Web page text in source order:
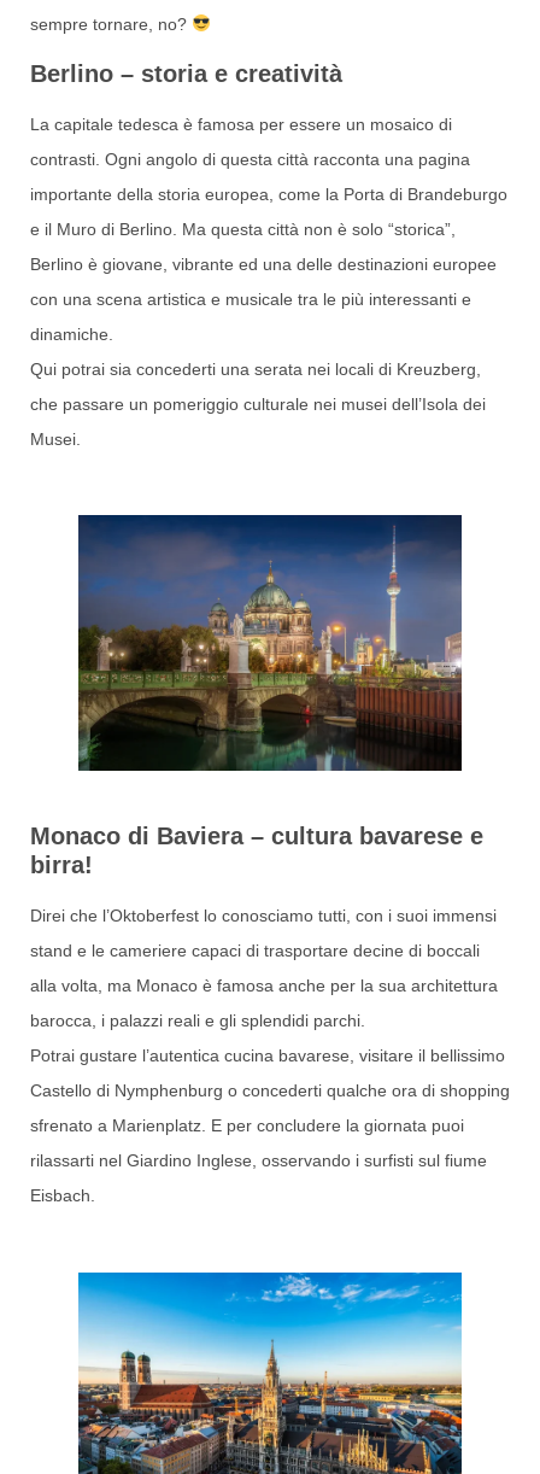
sempre tornare, no?
Berlino – storia e creatività
La capitale tedesca è famosa per essere un mosaico di
contrasti. Ogni angolo di questa città racconta una pagina
importante della storia europea, come la Porta di Brandeburgo
e il Muro di Berlino. Ma questa città non è solo “storica”,
Berlino è giovane, vibrante ed una delle destinazioni europee
con una scena artistica e musicale tra le più interessanti e
dinamiche.
Qui potrai sia concederti una serata nei locali di Kreuzberg,
che passare un pomeriggio culturale nei musei dell’Isola dei
Musei.
Monaco di Baviera – cultura bavarese e
birra!
Direi che l’Oktoberfest lo conosciamo tutti, con i suoi immensi
stand e le cameriere capaci di trasportare decine di boccali
alla volta, ma Monaco è famosa anche per la sua architettura
barocca, i palazzi reali e gli splendidi parchi.
Potrai gustare l’autentica cucina bavarese, visitare il bellissimo
Castello di Nymphenburg o concederti qualche ora di shopping
sfrenato a Marienplatz. E per concludere la giornata puoi
rilassarti nel Giardino Inglese, osservando i surfisti sul fiume
Eisbach.